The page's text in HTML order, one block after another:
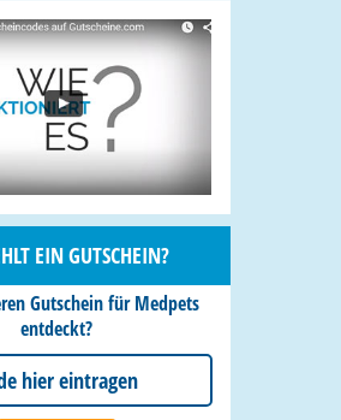
EIN GUTSCHEIN?
Gutschein für Medpets
entdeckt?